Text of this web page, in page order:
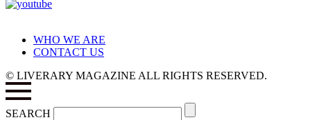
WHO WE ARE
CONTACT US
© LIVERARY MAGAZINE ALL RIGHTS RESERVED.
SEARCH